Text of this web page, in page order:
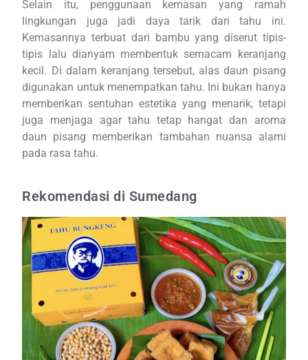
Selain itu, penggunaan kemasan yang ramah
lingkungan juga jadi daya tarik dari tahu ini.
Kemasannya terbuat dari bambu yang diserut tipis-
tipis lalu dianyam membentuk semacam keranjang
kecil. Di dalam keranjang tersebut, alas daun pisang
digunakan untuk menempatkan tahu. Ini bukan hanya
memberikan sentuhan estetika yang menarik, tetapi
juga menjaga agar tahu tetap hangat dan aroma
daun pisang memberikan tambahan nuansa alami
pada rasa tahu.
Rekomendasi di Sumedang